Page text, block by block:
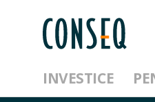
INVESTICE